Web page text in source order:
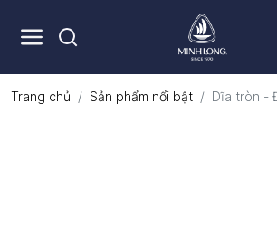
Trang chủ Sản phẩm nổi bật Dĩa tròn -